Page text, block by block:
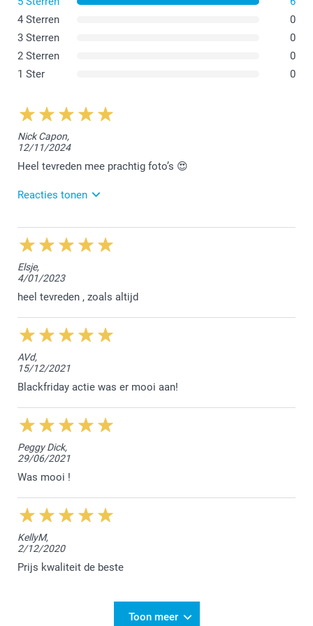
4 Sterren
0
3 Sterren
0
2 Sterren
0
1 Ster
0
Nick Capon,
12/11/2024
Heel tevreden mee prachtig foto’s 😍
Reacties tonen
19/11/2024
12:56
Hallo Nick,
We vonden het fijn jouw bestelling te mogen
afwerken. Bedankt en tot een volgende keer!
Nathalie @smartphoto
Elsje,
4/01/2023
heel tevreden , zoals altijd
AVd,
15/12/2021
Blackfriday actie was er mooi aan!
Peggy Dick,
29/06/2021
Was mooi !
KellyM,
2/12/2020
Prijs kwaliteit de beste
Toon meer